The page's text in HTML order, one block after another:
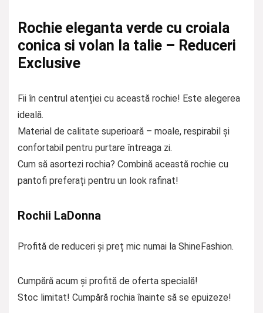
Rochie eleganta verde cu croiala
conica si volan la talie – Reduceri
Exclusive
Fii în centrul atenției cu această rochie! Este alegerea
ideală.
Material de calitate superioară – moale, respirabil și
confortabil pentru purtare întreaga zi.
Cum să asortezi rochia? Combină această rochie cu
pantofi preferați pentru un look rafinat!
Rochii LaDonna
Profită de reduceri și preț mic numai la ShineFashion.
Cumpără acum și profită de oferta specială!
Stoc limitat! Cumpără rochia înainte să se epuizeze!